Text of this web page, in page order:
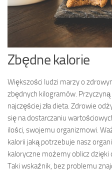
Zbędne kalorie
Większości ludzi marzy o
zbędnych kilogramów.
najczęściej zła dieta. Zdrowie
się na dostarczaniu
ilości, swojemu organizmowi.
kalorii jaką potrzebuje nasz
kaloryczne możemy oblicz
Taki wskaźnik, bez problemu